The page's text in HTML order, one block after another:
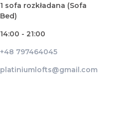
1 sofa rozkładana (Sofa
Bed)
14:00 - 21:00
+48 797464045
platiniumlofts@gmail.com